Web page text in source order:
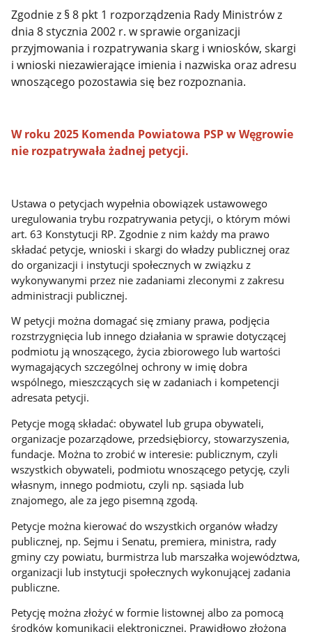
Zgodnie z § 8 pkt 1 rozporządzenia Rady Ministrów z
dnia 8 stycznia 2002 r. w sprawie organizacji
przyjmowania i rozpatrywania skarg i wniosków, skargi
i wnioski niezawierające imienia i nazwiska oraz adresu
wnoszącego pozostawia się bez rozpoznania.
W roku 2025 Komenda Powiatowa PSP w Węgrowie
nie rozpatrywała żadnej petycji.
Ustawa o petycjach wypełnia obowiązek ustawowego
uregulowania trybu rozpatrywania petycji, o którym mówi
art. 63 Konstytucji RP. Zgodnie z nim każdy ma prawo
składać petycje, wnioski i skargi do władzy publicznej oraz
do organizacji i instytucji społecznych w związku z
wykonywanymi przez nie zadaniami zleconymi z zakresu
administracji publicznej.
W petycji można domagać się zmiany prawa, podjęcia
rozstrzygnięcia lub innego działania w sprawie dotyczącej
podmiotu ją wnoszącego, życia zbiorowego lub wartości
wymagających szczególnej ochrony w imię dobra
wspólnego, mieszczących się w zadaniach i kompetencji
adresata petycji.
Petycje mogą składać: obywatel lub grupa obywateli,
organizacje pozarządowe, przedsiębiorcy, stowarzyszenia,
fundacje. Można to zrobić w interesie: publicznym, czyli
wszystkich obywateli, podmiotu wnoszącego petycję, czyli
własnym, innego podmiotu, czyli np. sąsiada lub
znajomego, ale za jego pisemną zgodą.
Petycje można kierować do wszystkich organów władzy
publicznej, np. Sejmu i Senatu, premiera, ministra, rady
gminy czy powiatu, burmistrza lub marszałka województwa,
organizacji lub instytucji społecznych wykonującej zadania
publiczne.
Petycję można złożyć w formie listownej albo za pomocą
środków komunikacji elektronicznej. Prawidłowo złożona